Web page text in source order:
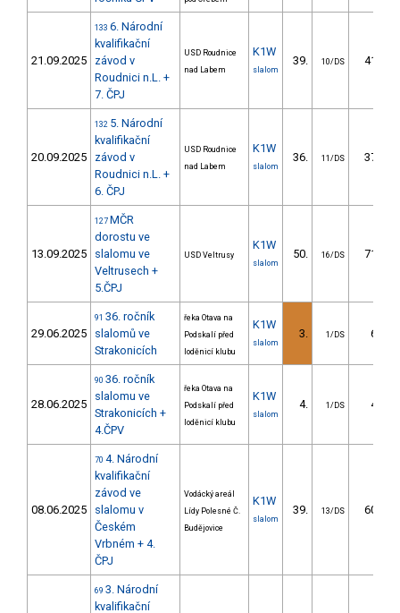
21.09.2025
133 6. Národní
kvalifikační
závod v
Roudnici n.L. +
7. ČPJ
USD Roudnice
nad Labem
K1W
slalom
39. 10/DS 41.25
20.09.2025
132 5. Národní
kvalifikační
závod v
Roudnici n.L. +
6. ČPJ
USD Roudnice
nad Labem
K1W
slalom
36. 11/DS 37.41
13.09.2025
127 MČR
dorostu ve
slalomu ve
Veltrusech +
5.ČPJ
USD Veltrusy
K1W
slalom
50. 16/DS 71.21
29.06.2025
91 36. ročník
slalomů ve
Strakonicích
řeka Otava na
Podskalí před
loděnicí klubu
K1W
slalom
3. 1/DS 6.33
28.06.2025
90 36. ročník
slalomu ve
Strakonicích +
4.ČPV
řeka Otava na
Podskalí před
loděnicí klubu
K1W
slalom
4. 1/DS 4.42
08.06.2025
70 4. Národní
kvalifikační
závod ve
slalomu v
Českém
Vrbném + 4.
ČPJ
Vodácký areál
Lídy Polesné Č.
Budějovice
K1W
slalom
39. 13/DS 60.19
69 3. Národní
kvalifikační